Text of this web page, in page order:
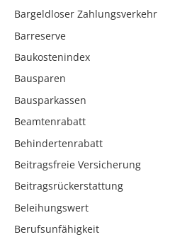
Bargeldloser Zahlungsverkehr
Barreserve
Baukostenindex
Bausparen
Bausparkassen
Beamtenrabatt
Behindertenrabatt
Beitragsfreie Versicherung
Beitragsrückerstattung
Beleihungswert
Berufsunfähigkeit